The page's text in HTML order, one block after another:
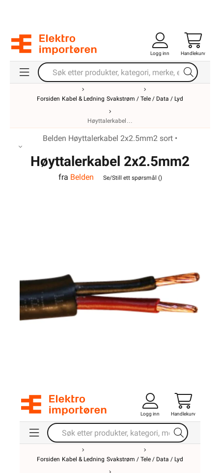
Logg inn Handlekurv
Forsiden Kabel & Ledning Svakstrøm / Tele / Data / Lyd
Høyttalerkabel
Belden Høyttalerkabel 2x2.5mm2 sort •
Høyttalerkabel 2x2.5mm2
Sort Belden
fra Belden Se/Still ett spørsmål ()
Logg inn Handlekurv
Forsiden Kabel & Ledning Svakstrøm / Tele / Data / Lyd